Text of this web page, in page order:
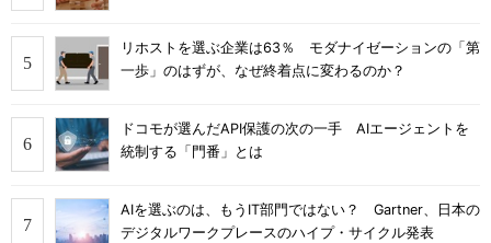
リホストを選ぶ企業は63％ モダナイゼーションの「第
一歩」のはずが、なぜ終着点に変わるのか？
ドコモが選んだAPI保護の次の一手 AIエージェントを
統制する「門番」とは
AIを選ぶのは、もうIT部門ではない？ Gartner、日本の
デジタルワークプレースのハイプ・サイクル発表